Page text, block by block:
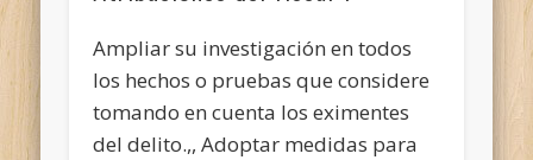
Ampliar su investigación en todos
los hechos o pruebas que considere
tomando en cuenta los eximentes
del delito.,, Adoptar medidas para